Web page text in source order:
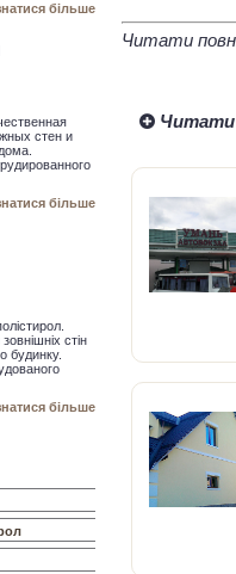
більше
стен и
більше
стін
будинку.
більше
Читати
Читати